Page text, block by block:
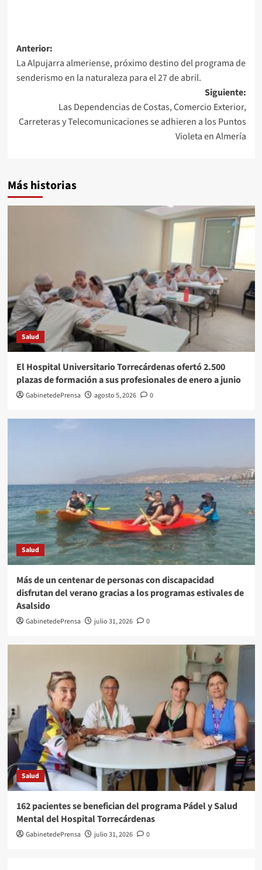
Navegación
de
entradas
Anterior:
La Alpujarra almeriense, próximo destino del programa de
senderismo en la naturaleza para el 27 de abril.
Siguiente:
Las Dependencias de Costas, Comercio Exterior,
Carreteras y Telecomunicaciones se adhieren a los Puntos
Violeta en Almería
Más historias
Salud
El Hospital Universitario Torrecárdenas ofertó 2.500
plazas de formación a sus profesionales de enero a junio
GabinetedePrensa agosto 5, 2026 0
Salud
Más de un centenar de personas con discapacidad
disfrutan del verano gracias a los programas estivales de
Asalsido
GabinetedePrensa julio 31, 2026 0
Salud
162 pacientes se benefician del programa Pádel y Salud
Mental del Hospital Torrecárdenas
GabinetedePrensa julio 31, 2026 0